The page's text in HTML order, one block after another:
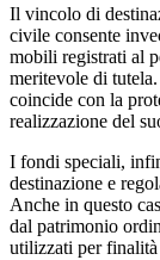
Il vincolo di
civile consente
mobili registrati al
meritevole di
coincide con la
realizzazione del
I fondi speciali,
destinazione e
Anche in questo
dal patrimonio
utilizzati per finalità